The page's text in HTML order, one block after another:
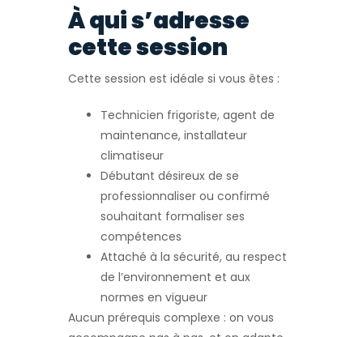
À qui s’adresse
cette session
Cette session est idéale si vous êtes :
Technicien frigoriste, agent de
maintenance, installateur
climatiseur
Débutant désireux de se
professionnaliser ou confirmé
souhaitant formaliser ses
compétences
Attaché à la sécurité, au respect
de l’environnement et aux
normes en vigueur
Aucun prérequis complexe : on vous